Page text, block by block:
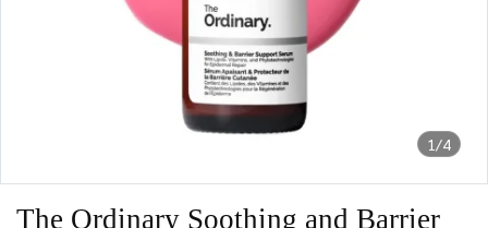
1/4
The Ordinary Soothing and Barrier